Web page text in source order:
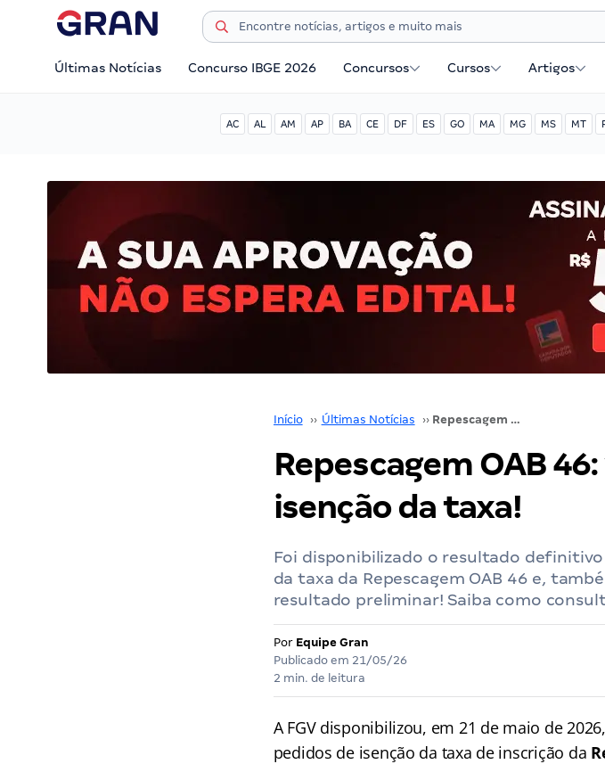
Últimas Notícias Concurso IBGE 2026 Concursos Cursos Artigos
AC AL AM AP BA CE DF ES GO MA MG MS MT
Início ›› Últimas Notícias ›› Repescagem OAB 46: veja o resultado da isenção da taxa!
Repescagem OAB
isenção da taxa!
Foi disponibilizado o resultado
da taxa da Repescagem OAB 46 e,
resultado preliminar! Saiba como
Por Equipe Gran
Publicado em 21/05/26
2 min. de leitura
A FGV disponibilizou, em 21 de maio de
pedidos de isenção da taxa de inscrição da